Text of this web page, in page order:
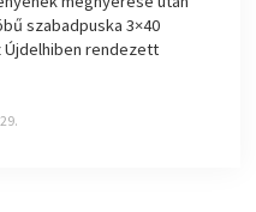
szabadpuska 3×40
rendezett